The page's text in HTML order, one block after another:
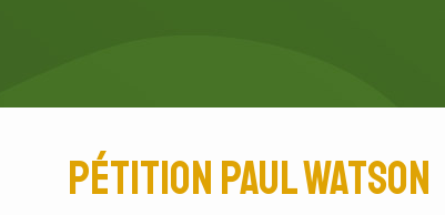
Pétition Paul Watson